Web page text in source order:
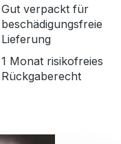
Gut verpackt für
beschädigungsfreie
Lieferung
1 Monat risikofreies
Rückgaberecht